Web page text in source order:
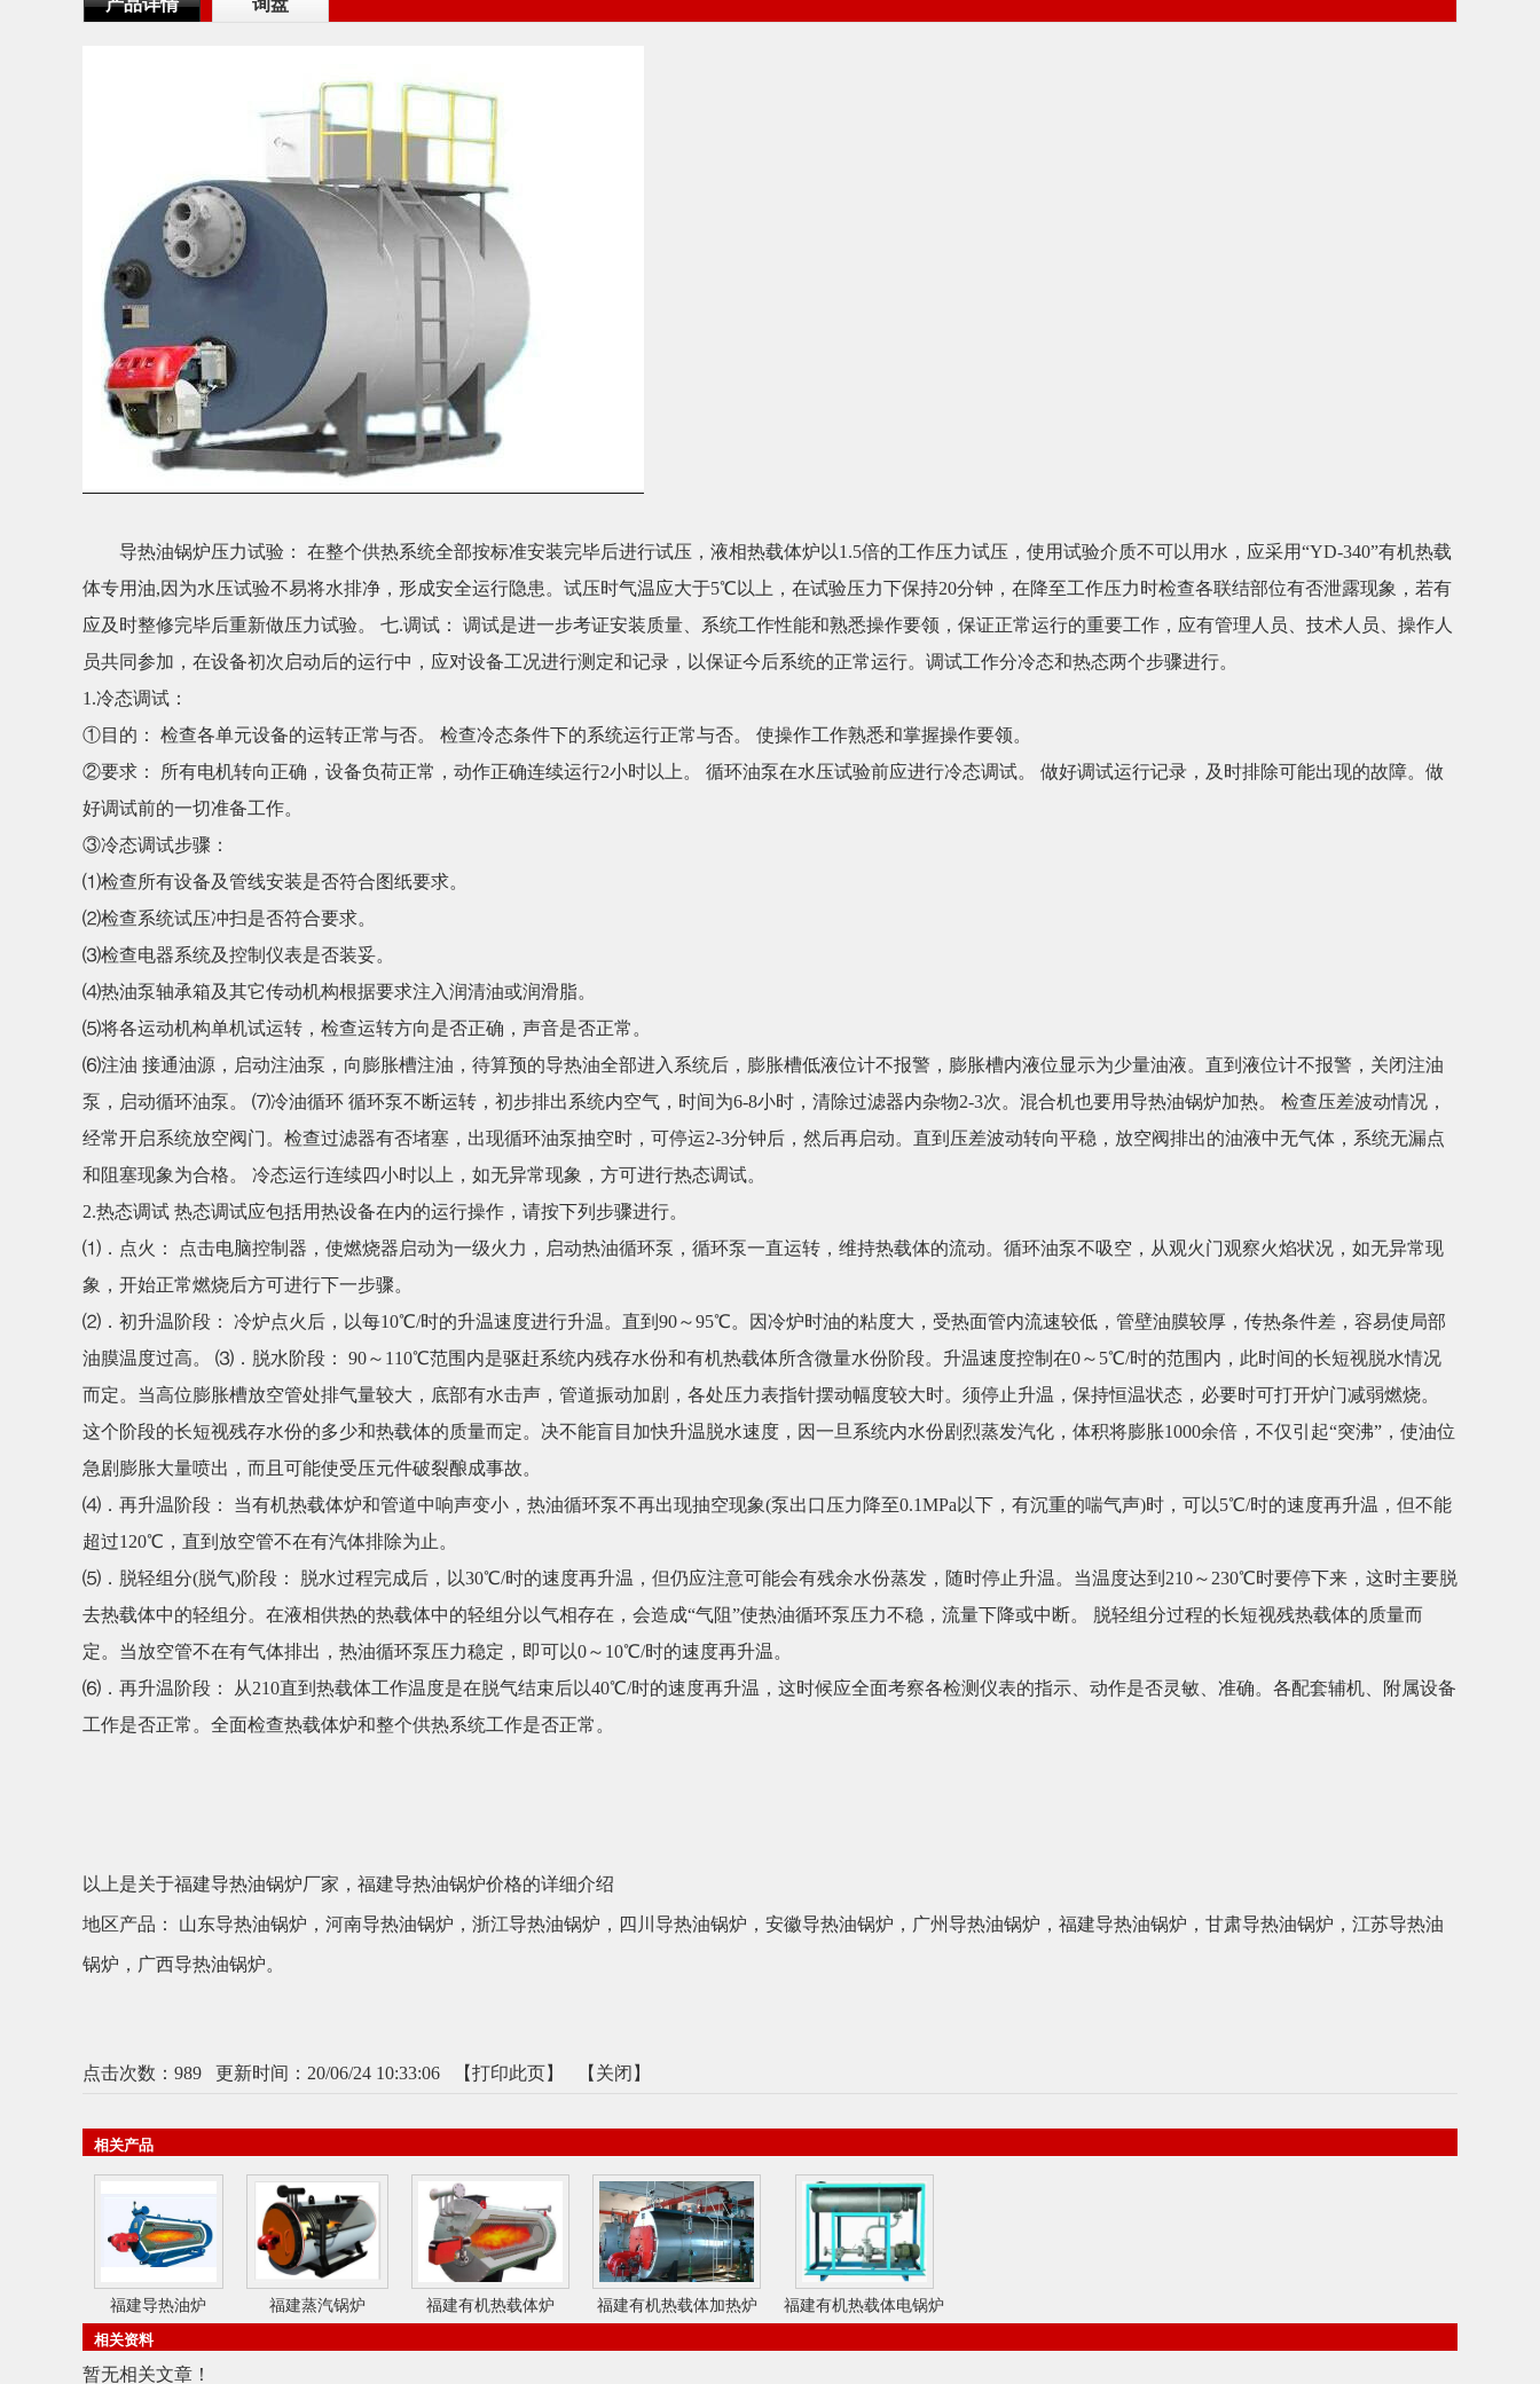
产品详情 询盘
导热油锅炉压力试验： 在整个供热系统全部按标准安装完毕后进行试压，液相热载体炉以1.5倍的工作压力试压，使用试验介质不可以用水，应采用“YD-340”有机热载
体专用油,因为水压试验不易将水排净，形成安全运行隐患。试压时气温应大于5℃以上，在试验压力下保持20分钟，在降至工作压力时检查各联结部位有否泄露现象，若有
应及时整修完毕后重新做压力试验。 七.调试： 调试是进一步考证安装质量、系统工作性能和熟悉操作要领，保证正常运行的重要工作，应有管理人员、技术人员、操作人
员共同参加，在设备初次启动后的运行中，应对设备工况进行测定和记录，以保证今后系统的正常运行。调试工作分冷态和热态两个步骤进行。
1.冷态调试：
①目的： 检查各单元设备的运转正常与否。 检查冷态条件下的系统运行正常与否。 使操作工作熟悉和掌握操作要领。
②要求： 所有电机转向正确，设备负荷正常，动作正确连续运行2小时以上。 循环油泵在水压试验前应进行冷态调试。 做好调试运行记录，及时排除可能出现的故障。做
好调试前的一切准备工作。
③冷态调试步骤：
⑴检查所有设备及管线安装是否符合图纸要求。
⑵检查系统试压冲扫是否符合要求。
⑶检查电器系统及控制仪表是否装妥。
⑷热油泵轴承箱及其它传动机构根据要求注入润清油或润滑脂。
⑸将各运动机构单机试运转，检查运转方向是否正确，声音是否正常。
⑹注油 接通油源，启动注油泵，向膨胀槽注油，待算预的导热油全部进入系统后，膨胀槽低液位计不报警，膨胀槽内液位显示为少量油液。直到液位计不报警，关闭注油
泵，启动循环油泵。 ⑺冷油循环 循环泵不断运转，初步排出系统内空气，时间为6-8小时，清除过滤器内杂物2-3次。混合机也要用导热油锅炉加热。 检查压差波动情况，
经常开启系统放空阀门。检查过滤器有否堵塞，出现循环油泵抽空时，可停运2-3分钟后，然后再启动。直到压差波动转向平稳，放空阀排出的油液中无气体，系统无漏点
和阻塞现象为合格。 冷态运行连续四小时以上，如无异常现象，方可进行热态调试。
2.热态调试 热态调试应包括用热设备在内的运行操作，请按下列步骤进行。
⑴．点火： 点击电脑控制器，使燃烧器启动为一级火力，启动热油循环泵，循环泵一直运转，维持热载体的流动。循环油泵不吸空，从观火门观察火焰状况，如无异常现
象，开始正常燃烧后方可进行下一步骤。
⑵．初升温阶段： 冷炉点火后，以每10℃/时的升温速度进行升温。直到90～95℃。因冷炉时油的粘度大，受热面管内流速较低，管壁油膜较厚，传热条件差，容易使局部
油膜温度过高。 ⑶．脱水阶段： 90～110℃范围内是驱赶系统内残存水份和有机热载体所含微量水份阶段。升温速度控制在0～5℃/时的范围内，此时间的长短视脱水情况
而定。当高位膨胀槽放空管处排气量较大，底部有水击声，管道振动加剧，各处压力表指针摆动幅度较大时。须停止升温，保持恒温状态，必要时可打开炉门减弱燃烧。
这个阶段的长短视残存水份的多少和热载体的质量而定。决不能盲目加快升温脱水速度，因一旦系统内水份剧烈蒸发汽化，体积将膨胀1000余倍，不仅引起“突沸”，使油位
急剧膨胀大量喷出，而且可能使受压元件破裂酿成事故。
⑷．再升温阶段： 当有机热载体炉和管道中响声变小，热油循环泵不再出现抽空现象(泵出口压力降至0.1MPa以下，有沉重的喘气声)时，可以5℃/时的速度再升温，但不能
超过120℃，直到放空管不在有汽体排除为止。
⑸．脱轻组分(脱气)阶段： 脱水过程完成后，以30℃/时的速度再升温，但仍应注意可能会有残余水份蒸发，随时停止升温。当温度达到210～230℃时要停下来，这时主要脱
去热载体中的轻组分。在液相供热的热载体中的轻组分以气相存在，会造成“气阻”使热油循环泵压力不稳，流量下降或中断。 脱轻组分过程的长短视残热载体的质量而
定。当放空管不在有气体排出，热油循环泵压力稳定，即可以0～10℃/时的速度再升温。
⑹．再升温阶段： 从210直到热载体工作温度是在脱气结束后以40℃/时的速度再升温，这时候应全面考察各检测仪表的指示、动作是否灵敏、准确。各配套辅机、附属设备
工作是否正常。全面检查热载体炉和整个供热系统工作是否正常。
以上是关于福建导热油锅炉厂家，福建导热油锅炉价格的详细介绍
地区产品： 山东导热油锅炉 ， 河南导热油锅炉 ， 浙江导热油锅炉 ， 四川导热油锅炉 ， 安徽导热油锅炉 ， 广州导热油锅炉 ， 福建导热油锅炉 ， 甘肃导热油锅炉 ， 江苏导热油
锅炉 ， 广西导热油锅炉。
点击次数： 989 更新时间：20/06/24 10:33:06 【打印此页】 【 关闭 】
相关产品
福建导热油炉 福建蒸汽锅炉 福建有机热载体炉 福建有机热载体加热炉
福建有机热载体电锅炉
相关资料
暂无相关文章！